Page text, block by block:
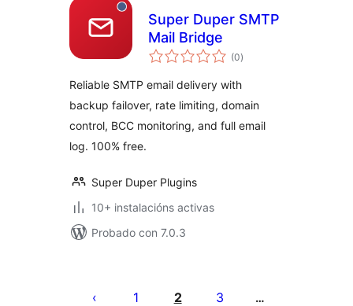
Super Duper SMTP
Mail Bridge
(0valoracións
totais
)
Reliable SMTP email delivery with
backup failover, rate limiting, domain
control, BCC monitoring, and full email
log. 100% free.
Super Duper Plugins
10+ instalacións activas
Probado con 7.0.3
1 2 3 …